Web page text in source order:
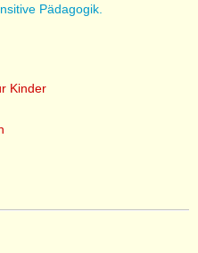
Pädagogik.
Kinder